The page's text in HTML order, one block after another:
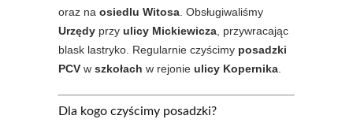
oraz na osiedlu Witosa . Obsługiwaliśmy
Urzędy przy ulicy Mickiewicza , przywracając
blask lastryko. Regularnie czyścimy posadzki
PCV w szkołach w rejonie ulicy Kopernika
Dla kogo czyścimy posadzki?